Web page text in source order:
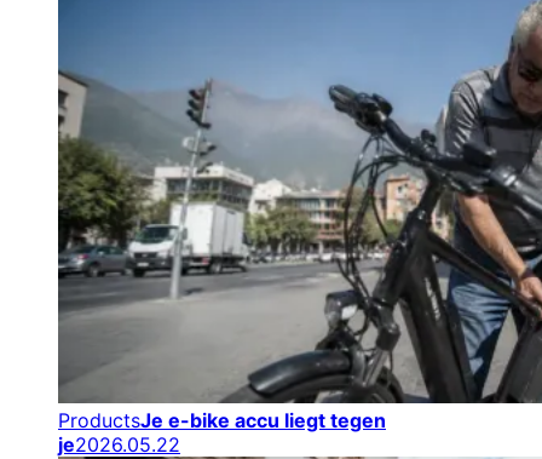
ProductsJe e-bike accu liegt tegen
je2026.05.22